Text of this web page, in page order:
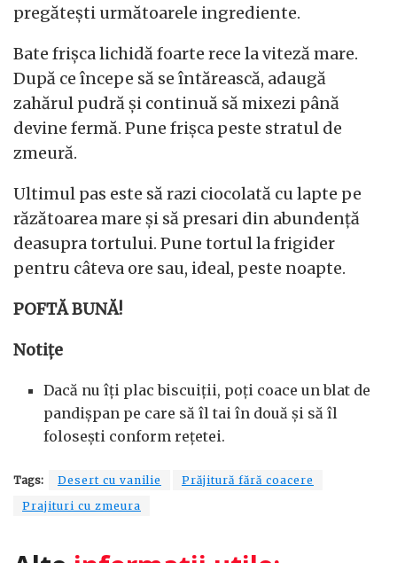
pregătești următoarele ingrediente.
Bate frișca lichidă foarte rece la viteză mare.
După ce începe să se întărească, adaugă
zahărul pudră și continuă să mixezi până
devine fermă. Pune frișca peste stratul de
zmeură.
Ultimul pas este să razi ciocolată cu lapte pe
răzătoarea mare și să presari din abundență
deasupra tortului. Pune tortul la frigider
pentru câteva ore sau, ideal, peste noapte.
POFTĂ BUNĂ!
Notițe
Dacă nu îți plac biscuiții, poți coace un blat de
pandișpan pe care să îl tai în două și să îl
folosești conform rețetei.
Tags: Desert cu vanilie
Prăjitură fără coacere
Prajituri cu zmeura